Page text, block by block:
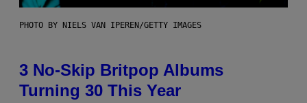
PHOTO BY NIELS VAN IPEREN/GETTY IMAGES
3 No-Skip Britpop Albums
Turning 30 This Year